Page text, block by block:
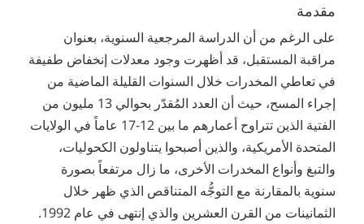
مقدمة
على الرغم من أن الدراسة المرجعية السنوية، بعنوان
مراقبة المستقبل، قد أظهرت وجود معدلات إنخفاض طفيفة
في تعاطي المخدرات خلال السنوات القليلة الماضية من
إجراء المسح، حيث أن العدد المُقدّر بحوالي 13 مليون من
الفتية الذين تتراوح أعمارهم ما بين 12-17 عاماً في الولايات
المتحدة الأمريكية، والذين أصبحوا يتناولون الكحوليات،
والتبغ وأنواع المخدرات الأخرى، ما زال مرتفعاً بصورة
سنوية بالمقارنة مع التوجُّه المتناقص الذي ظهر خلال
الثمانينات من القرن العشرين والذي إنتهى في عام 1992.